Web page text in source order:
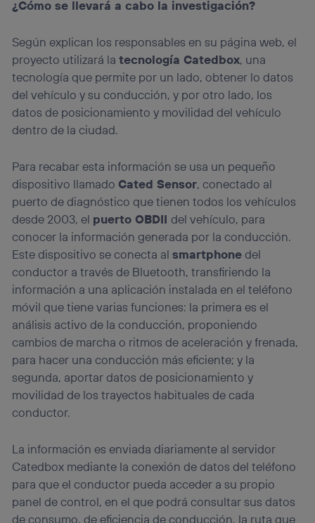
¿Cómo se llevará a cabo la investigación?
Según explican los responsables en su página web, el
proyecto utilizará latecnología Catedbox, una
tecnología que permite por un lado, obtener lo datos
del vehículo y su conducción, y por otro lado, los
datos de posicionamiento y movilidad del vehículo
dentro de la ciudad.
Para recabar esta información se usa un pequeño
dispositivo llamado Cated Sensor, conectado al
puerto de diagnóstico que tienen todos los vehículos
desde 2003, el puerto OBDIIdel vehículo, para
conocer la información generada por la conducción.
Este dispositivo se conecta alsmartphonedel
conductor a través de Bluetooth, transfiriendo la
información a una aplicación instalada en el teléfono
móvil que tiene varias funciones: la primera es el
análisis activo de la conducción, proponiendo
cambios de marcha o ritmos de aceleración y frenada,
para hacer una conducción más eficiente; y la
segunda, aportar datos de posicionamiento y
movilidad de los trayectos habituales de cada
conductor.
La información es enviada diariamente al servidor
Catedbox mediante la conexión de datos del teléfono
para que el conductor pueda acceder a su propio
panel de control, en el que podrá consultar sus datos
de consumo, de eficiencia de conducción, la ruta que